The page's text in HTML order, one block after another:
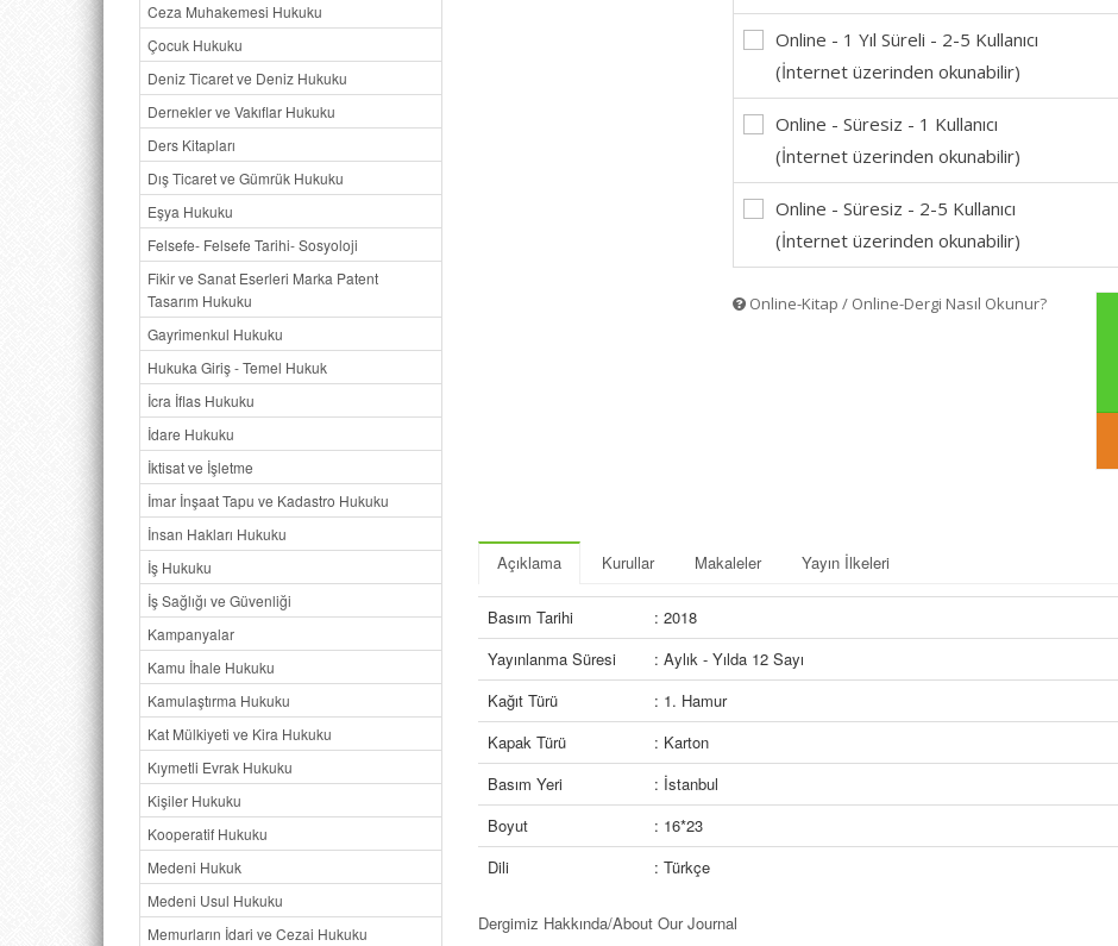
Ceza Muhakemesi Hukuku
Çocuk Hukuku
Deniz Ticaret ve Deniz Hukuku
Dernekler ve Vakıflar Hukuku
Ders Kitapları
Dış Ticaret ve Gümrük Hukuku
Eşya Hukuku
Felsefe- Felsefe Tarihi- Sosyoloji
Fikir ve Sanat Eserleri Marka Patent
Tasarım Hukuku
Gayrimenkul Hukuku
Hukuka Giriş - Temel Hukuk
İcra İflas Hukuku
İdare Hukuku
İktisat ve İşletme
İmar İnşaat Tapu ve Kadastro Hukuku
İnsan Hakları Hukuku
İş Hukuku
İş Sağlığı ve Güvenliği
Kampanyalar
Kamu İhale Hukuku
Kamulaştırma Hukuku
Kat Mülkiyeti ve Kira Hukuku
Kıymetli Evrak Hukuku
Kişiler Hukuku
Kooperatif Hukuku
Medeni Hukuk
Medeni Usul Hukuku
Memurların İdari ve Cezai Hukuku
Online - 1 Yıl Süreli - 2-5 Kullanıcı
(İnternet üzerinden okunabilir)
Online - Süresiz - 1 Kullanıcı
(İnternet üzerinden okunabilir)
Online - Süresiz - 2-5 Kullanıcı
(İnternet üzerinden okunabilir)
Online-Kitap / Online-Dergi Nasıl Okunur?
Açıklama Kurullar Makaleler Yayın İlkeleri
Basım Tarihi
: 2018
Yayınlanma Süresi
: Aylık - Yılda 12 Sayı
Kağıt Türü
: 1. Hamur
Kapak Türü
: Karton
Basım Yeri
: İstanbul
Boyut
: 16*23
Dili
: Türkçe
Dergimiz Hakkında/About Our Journal